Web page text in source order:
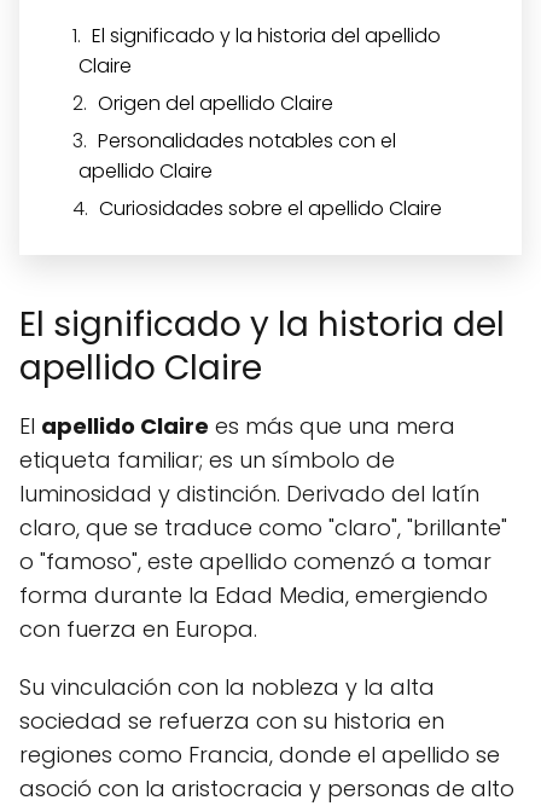
El significado y la historia del apellido
Claire
Origen del apellido Claire
Personalidades notables con el
apellido Claire
Curiosidades sobre el apellido Claire
El significado y la historia del
apellido Claire
El apellido Claire es más que una mera
etiqueta familiar; es un símbolo de
luminosidad y distinción. Derivado del latín
claro, que se traduce como "claro", "brillante"
o "famoso", este apellido comenzó a tomar
forma durante la Edad Media, emergiendo
con fuerza en Europa.
Su vinculación con la nobleza y la alta
sociedad se refuerza con su historia en
regiones como Francia, donde el apellido se
asoció con la aristocracia y personas de alto